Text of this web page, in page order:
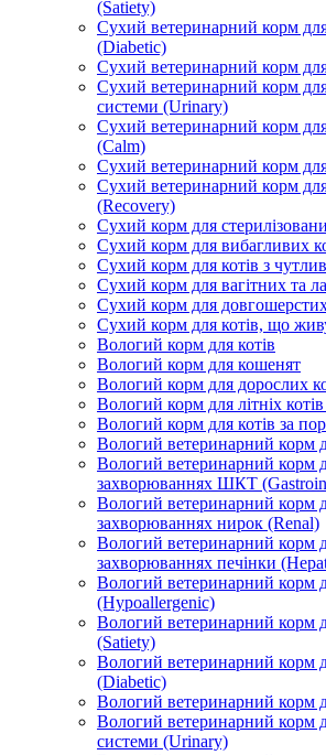
(Satiety)
Сухий ветеринарний корм для
(Diabetic)
Сухий ветеринарний корм
Сухий ветеринарний корм для
системи (Urinary)
Сухий ветеринарний корм
(Calm)
Сухий ветеринарний корм
Сухий ветеринарний корм
(Recovery)
Сухий корм для
Сухий корм для вибагливих
Сухий корм для котів з
Сухий корм для вагітних та
Сухий корм для довгошерстих
Сухий корм для котів, що
Вологий корм для котів
Вологий корм для кошенят
Вологий корм для дорослих
Вологий корм для літніх
Вологий корм для котів за
Вологий ветеринарний корм
Вологий ветеринарний корм
захворюваннях ШКТ
Вологий ветеринарний корм
захворюваннях нирок (Renal)
Вологий ветеринарний корм
захворюваннях печінки
Вологий ветеринарний корм
(Hypoallergenic)
Вологий ветеринарний корм
(Satiety)
Вологий ветеринарний корм
(Diabetic)
Вологий ветеринарний корм
Вологий ветеринарний корм
системи (Urinary)